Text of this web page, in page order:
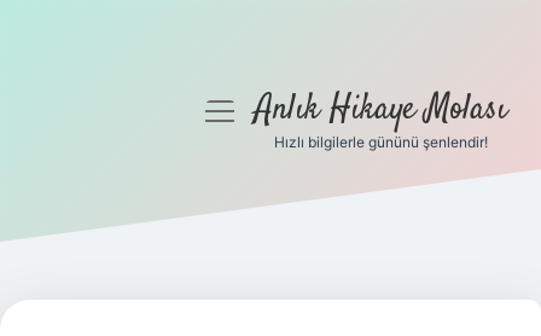
Gizlilik Politikası
Yasal Uyarı
menüyüAnlık Hikaye Molası
Hızlı bilgilerle gününü şenlendir!